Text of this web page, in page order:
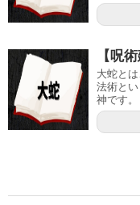
【呪
大蛇と
法術と
神です